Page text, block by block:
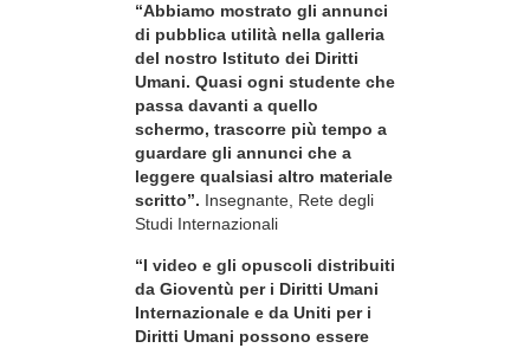
“Abbiamo mostrato gli annunci
di pubblica utilità nella galleria
del nostro Istituto dei Diritti
Umani. Quasi ogni studente che
passa davanti a quello
schermo, trascorre più tempo a
guardare gli annunci che a
leggere qualsiasi altro materiale
scritto”. Insegnante, Rete degli
Studi Internazionali
“I video e gli opuscoli distribuiti
da Gioventù per i Diritti Umani
Internazionale e da Uniti per i
Diritti Umani possono essere